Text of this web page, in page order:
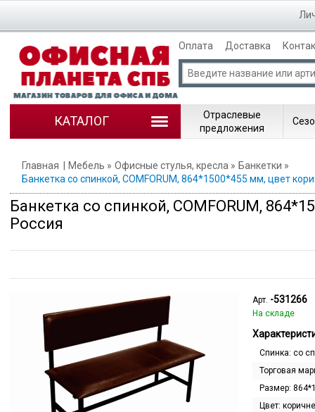
Оплата Доставка
КАТАЛОГ
Отраслевые
предложения
Главная Мебель Офисные стулья, кресла
Банкетки
Банкетка со спинкой, COMFORUM, 864*1500*455 мм, цвет
Банкетка со спинкой, COMFORUM,
Россия
Арт. -531266
На складе
Спинка: со
Торговая
Размер:
Цвет: